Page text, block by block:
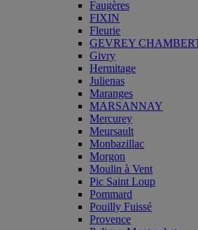
Faugères
FIXIN
Fleurie
GEVREY
Givry
Hermitage
Julienas
Maranges
MARSANNAY
Mercurey
Meursault
Monbazillac
Morgon
Moulin à Vent
Pic Saint Loup
Pommard
Pouilly Fuissé
Provence